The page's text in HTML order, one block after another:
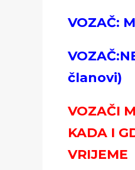
VOZAČ:
članovi)
VOZAČI
KADA I
VRIJEME